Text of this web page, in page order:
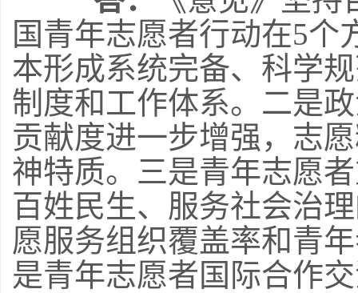
国青年志愿者行动在5个
本形成系统完备、科学
制度和工作体系。二是
贡献度进一步增强，志
神特质。三是青年志愿
百姓民生、服务社会治
愿服务组织覆盖率和青
是青年志愿者国际合作